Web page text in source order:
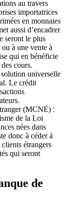
au travers
importatrices
en monnaies
aussi d’encadrer
seront le plus
à une vente à
qui en bénéficie
cours.
universelle
Le crédit
(MCNE) :
de la Loi
nées dans
donc à céder à
clients étrangers
qui seront
de